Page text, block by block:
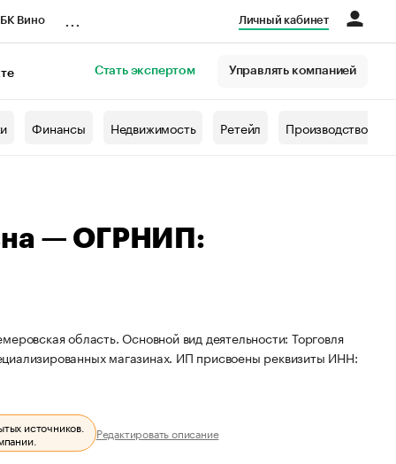
Вино Личный кабинет
Стать экспертом Управлять компанией
Финансы Недвижимость Ретейл Производство
— ОГРНИП:
область. Основной вид деятельности: Торговля
магазинах. ИП присвоены реквизиты ИНН:
источников.
Редактировать описание